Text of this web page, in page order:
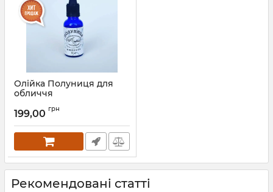
Олійка Полуниця для
обличчя
199,00 грн
Рекомендовані статті